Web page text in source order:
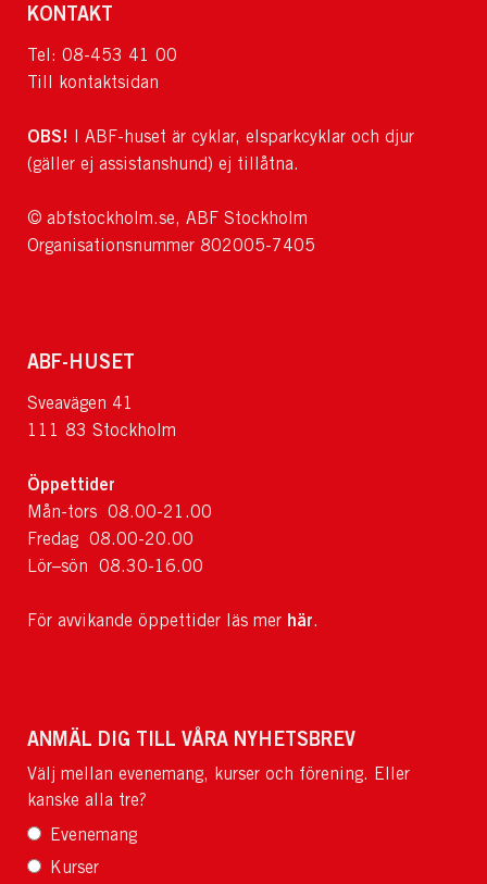
KONTAKT
Tel: 08-453 41 00
Till kontaktsidan
OBS! I ABF-huset är cyklar, elsparkcyklar och djur
(gäller ej assistanshund) ej tillåtna.
© abfstockholm.se, ABF Stockholm
Organisationsnummer 802005-7405
ABF-HUSET
Sveavägen 41
111 83 Stockholm
Öppettider
Mån-tors 08.00-21.00
Fredag 08.00-20.00
Lör–sön 08.30-16.00
För avvikande öppettider läs mer här.
ANMÄL DIG TILL VÅRA NYHETSBREV
Välj mellan evenemang, kurser och förening. Eller
kanske alla tre?
Evenemang
Kurser